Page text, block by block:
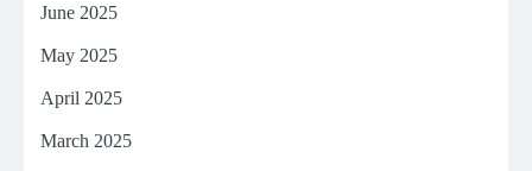
June 2025
May 2025
April 2025
March 2025